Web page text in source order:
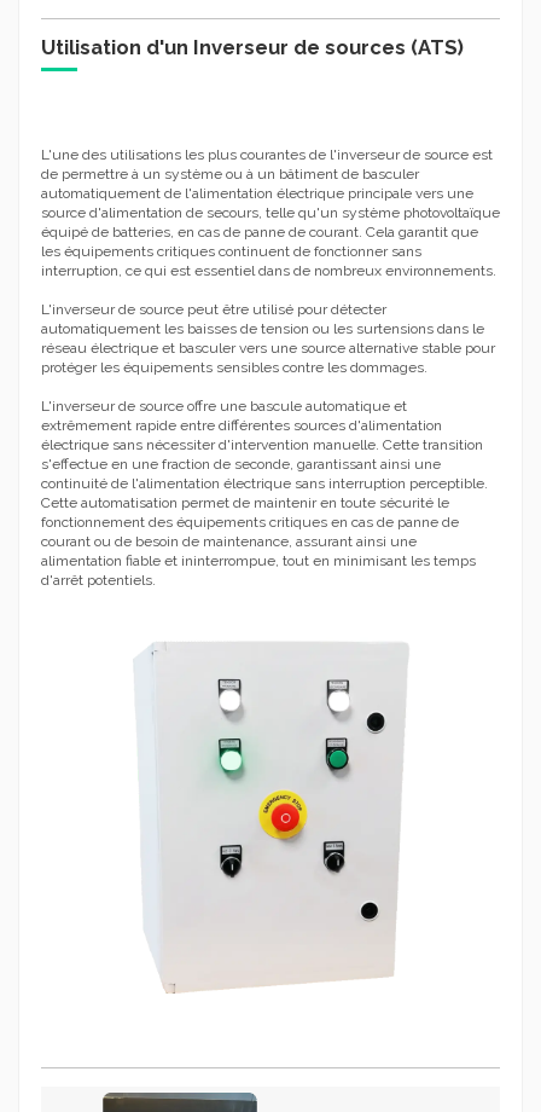
Utilisation d'un Inverseur de sources (ATS)
L'une des utilisations les plus courantes de l'inverseur de source est
de permettre à un système ou à un bâtiment de basculer
automatiquement de l'alimentation électrique principale vers une
source d'alimentation de secours, telle qu'un système photovoltaïque
équipé de batteries, en cas de panne de courant. Cela garantit que
les équipements critiques continuent de fonctionner sans
interruption, ce qui est essentiel dans de nombreux environnements.
L'inverseur de source peut être utilisé pour détecter
automatiquement les baisses de tension ou les surtensions dans le
réseau électrique et basculer vers une source alternative stable pour
protéger les équipements sensibles contre les dommages.
L'inverseur de source offre une bascule automatique et
extrêmement rapide entre différentes sources d'alimentation
électrique sans nécessiter d'intervention manuelle. Cette transition
s'effectue en une fraction de seconde, garantissant ainsi une
continuité de l'alimentation électrique sans interruption perceptible.
Cette automatisation permet de maintenir en toute sécurité le
fonctionnement des équipements critiques en cas de panne de
courant ou de besoin de maintenance, assurant ainsi une
alimentation fiable et ininterrompue, tout en minimisant les temps
d'arrêt potentiels.